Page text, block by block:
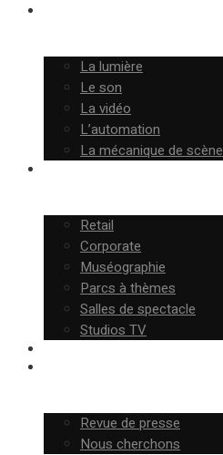
La lumière
Le son
La vidéo
L’automation
La mécanique de scène
Retail
Corporate
Muséographie
Parcs à thèmes
Salles de spectacle
Studios TV
Revue de presse
Nous cherchons